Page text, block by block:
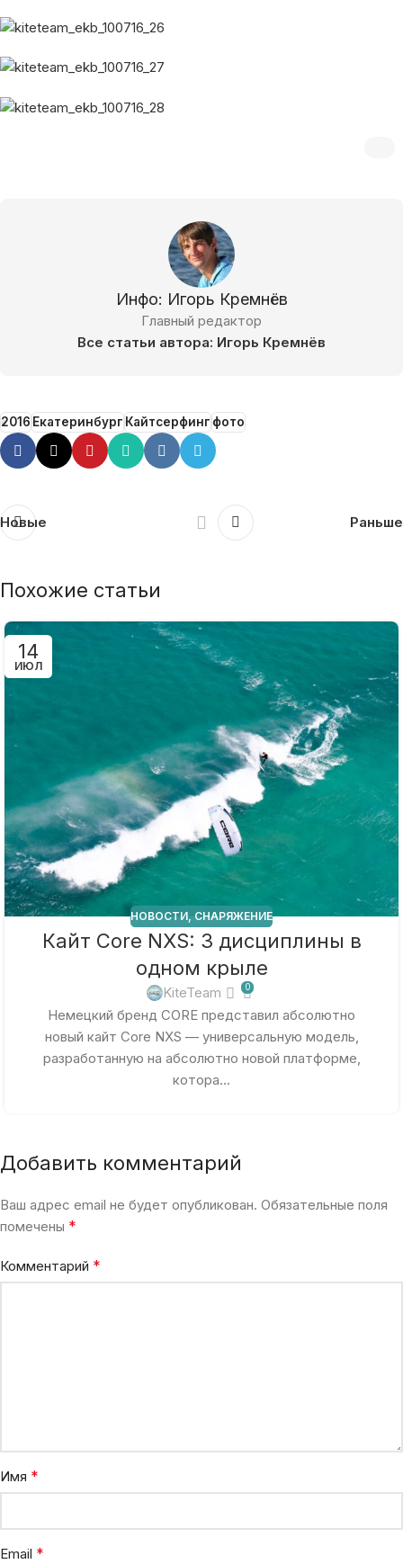
Инфо: Игорь Кремнёв
Главный редактор
Все статьи автора: Игорь Кремнёв
2016ЕкатеринбургКайтсерфингфото
Новые Раньше
Похожие статьи
14
ИЮЛ
НОВОСТИ СНАРЯЖЕНИЕ
Кайт Core NXS: 3 дисциплины в
одном крыле
KiteTeam 0
Немецкий бренд CORE представил абсолютно
новый кайт Core NXS — универсальную модель,
разработанную на абсолютно новой платформе,
котора...
Добавить комментарий
Ваш адрес email не будет опубликован. Обязательные поля
помечены *
Комментарий *
Имя *
Email *